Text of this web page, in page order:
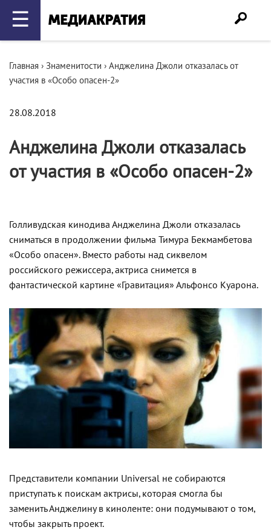
☰
Главная › Знаменитости › Анджелина Джоли отказалась от
участия в «Особо опасен-2»
28.08.2018
Анджелина Джоли отказалась
от участия в «Особо опасен-2»
Голливудская кинодива Анджелина Джоли отказалась
сниматься в продолжении фильма Тимура Бекмамбетова
«Особо опасен». Вместо работы над сиквелом
российского режиссера, актриса снимется в
фантастической картине «Гравитация» Альфонсо Куарона.
Представители компании Universal не собираются
приступать к поискам актрисы, которая смогла бы
заменить Анджелину в киноленте: они подумывают о том,
чтобы закрыть проект.